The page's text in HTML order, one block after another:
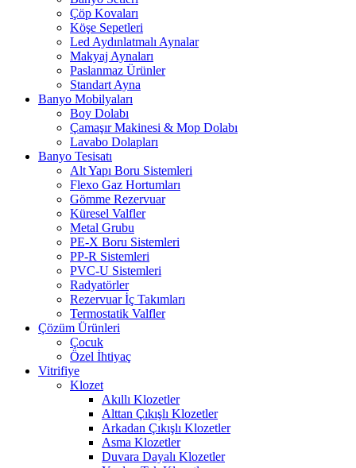
Çöp Kovaları
Köşe Sepetleri
Led Aydınlatmalı Aynalar
Makyaj Aynaları
Paslanmaz Ürünler
Standart Ayna
Banyo Mobilyaları
Boy Dolabı
Çamaşır Makinesi & Mop Dolabı
Lavabo Dolapları
Banyo Tesisatı
Alt Yapı Boru Sistemleri
Flexo Gaz Hortumları
Gömme Rezervuar
Küresel Valfler
Metal Grubu
PE-X Boru Sistemleri
PP-R Sistemleri
PVC-U Sistemleri
Radyatörler
Rezervuar İç Takımları
Termostatik Valfler
Çözüm Ürünleri
Çocuk
Özel İhtiyaç
Vitrifiye
Klozet
Akıllı Klozetler
Alttan Çıkışlı Klozetler
Arkadan Çıkışlı Klozetler
Asma Klozetler
Duvara Dayalı Klozetler